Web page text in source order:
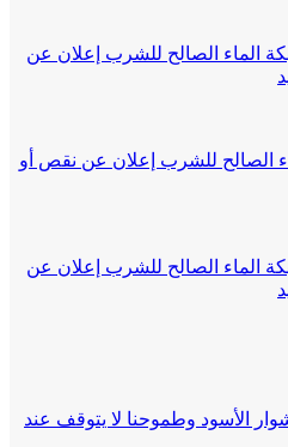
الماء الصالح للشرب إعلان عن
الصالح للشرب إعلان عن نقص أو
الماء الصالح للشرب إعلان عن
الأسود وطموحنا لا يتوقف عند